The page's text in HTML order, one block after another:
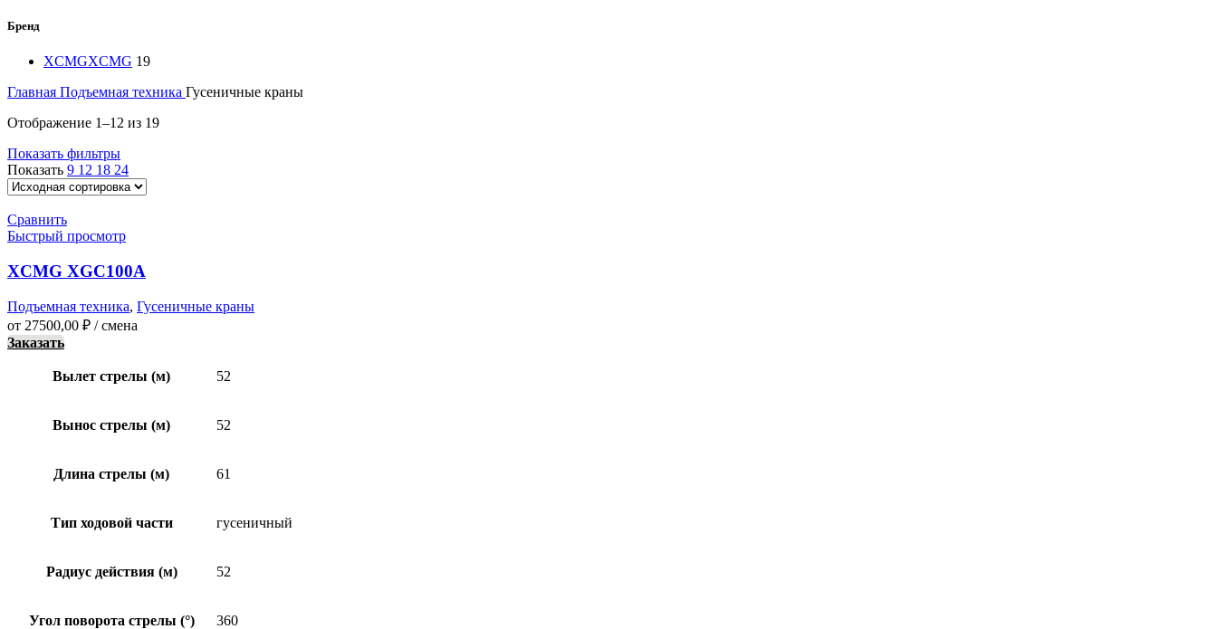
Бренд
XCMGXCMG 19
Главная Подъемная техника Гусеничные краны
Отображение 1–12 из 19
Показать фильтры
Показать 9 12 18 24
Сравнить
Быстрый просмотр
XCMG XGC100А
Подъемная техника, Гусеничные краны
от 27500,00 ₽ / смена
Заказать
Вылет стрелы (м) 52
Вынос стрелы (м) 52
Длина стрелы (м) 61
Тип ходовой части гусеничный
Радиус действия (м) 52
Угол поворота стрелы (°) 360